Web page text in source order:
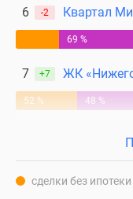
6 -2 Квартал
69 %
7 +7 ЖК
52 % 48 %
сделки без ипотеки